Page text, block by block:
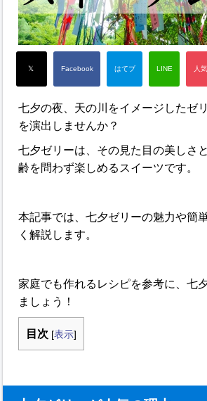
七夕の夜、天の川をイメージしたゼ
を演出しませんか？
七夕ゼリーは、その見た目の美しさ
齢を問わず楽しめるスイーツです。
本記事では、七夕ゼリーの魅力や簡
く解説します。
家庭でも作れるレシピを参考に、七
ましょう！
目次 [表示]